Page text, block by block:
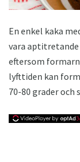
En enkel kaka
vara aptitretande
eftersom
lyfttiden kan
70-80 grader och